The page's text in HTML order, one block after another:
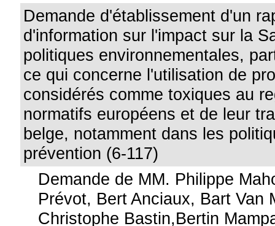
Demande d'établissement d'un
d'information sur l'impact sur la
politiques environnementales,
ce qui concerne l'utilisation de
considérés comme toxiques au
normatifs européens et de leur
belge, notamment dans les
prévention (6-117)
Demande de MM. Philippe
Prévot, Bert Anciaux, Bart Van
Christophe Bastin,Bertin